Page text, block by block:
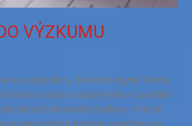
VÝZKUMU
vás s prosbou. Naše kolegyně Tereza
studuje doktorandský obor Speciální
fakultě Univerzity Karlovy. V rámci
šetření, které je zaměřeno na